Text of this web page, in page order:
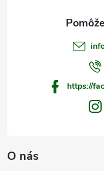
O nás
https://